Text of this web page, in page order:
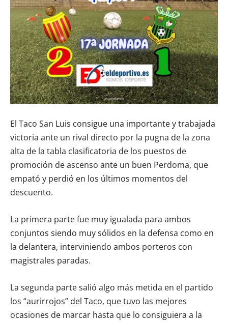
El Taco San Luis consigue una importante y trabajada
victoria ante un rival directo por la pugna de la zona
alta de la tabla clasificatoria de los puestos de
promoción de ascenso ante un buen Perdoma, que
empató y perdió en los últimos momentos del
descuento.
La primera parte fue muy igualada para ambos
conjuntos siendo muy sólidos en la defensa como en
la delantera, interviniendo ambos porteros con
magistrales paradas.
La segunda parte salió algo más metida en el partido
los “aurirrojos” del Taco, que tuvo las mejores
ocasiones de marcar hasta que lo consiguiera a la